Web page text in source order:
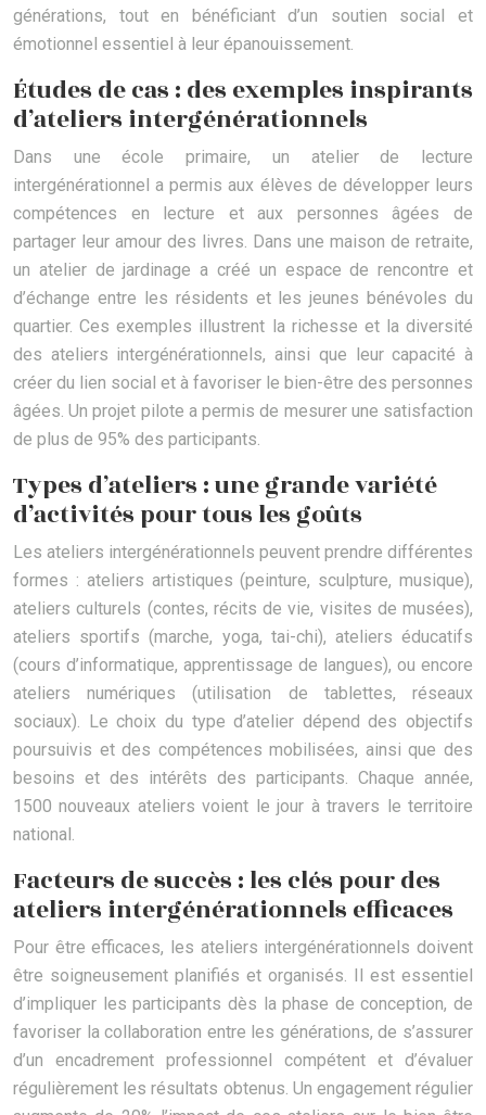
générations, tout en bénéficiant d’un soutien social et
émotionnel essentiel à leur épanouissement.
Études de cas : des exemples inspirants
d’ateliers intergénérationnels
Dans une école primaire, un atelier de lecture
intergénérationnel a permis aux élèves de développer leurs
compétences en lecture et aux personnes âgées de
partager leur amour des livres. Dans une maison de retraite,
un atelier de jardinage a créé un espace de rencontre et
d’échange entre les résidents et les jeunes bénévoles du
quartier. Ces exemples illustrent la richesse et la diversité
des ateliers intergénérationnels, ainsi que leur capacité à
créer du lien social et à favoriser le bien-être des personnes
âgées. Un projet pilote a permis de mesurer une satisfaction
de plus de 95% des participants.
Types d’ateliers : une grande variété
d’activités pour tous les goûts
Les ateliers intergénérationnels peuvent prendre différentes
formes : ateliers artistiques (peinture, sculpture, musique),
ateliers culturels (contes, récits de vie, visites de musées),
ateliers sportifs (marche, yoga, tai-chi), ateliers éducatifs
(cours d’informatique, apprentissage de langues), ou encore
ateliers numériques (utilisation de tablettes, réseaux
sociaux). Le choix du type d’atelier dépend des objectifs
poursuivis et des compétences mobilisées, ainsi que des
besoins et des intérêts des participants. Chaque année,
1500 nouveaux ateliers voient le jour à travers le territoire
national.
Facteurs de succès : les clés pour des
ateliers intergénérationnels efficaces
Pour être efficaces, les ateliers intergénérationnels doivent
être soigneusement planifiés et organisés. Il est essentiel
d’impliquer les participants dès la phase de conception, de
favoriser la collaboration entre les générations, de s’assurer
d’un encadrement professionnel compétent et d’évaluer
régulièrement les résultats obtenus. Un engagement régulier